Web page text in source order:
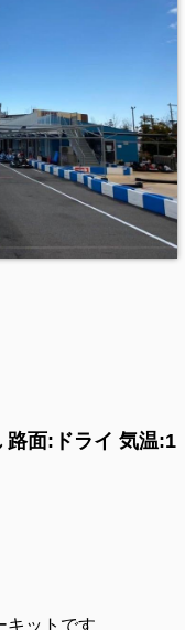
路面:ドライ 気温:1
キットです